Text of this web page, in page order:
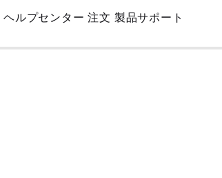
Skip
Main
ヘルプセンター 注文 製品サポート